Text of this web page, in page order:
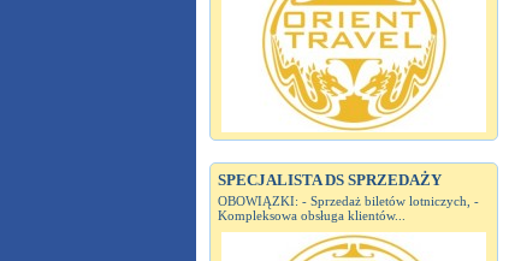
SPECJALISTA DS SPRZEDAŻY
OBOWIĄZKI: - Sprzedaż biletów lotniczych, -
Kompleksowa obsługa klientów...